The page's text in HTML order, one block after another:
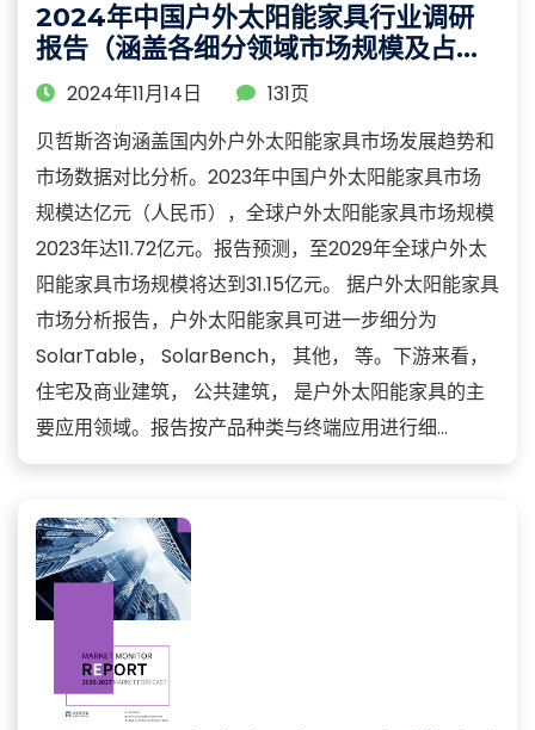
2024年中国户外太阳能家具行业调研
报告（涵盖各细分领域市场规模及占比
分析）
2024年11月14日
131页
贝哲斯咨询涵盖国内外户外太阳能家具市场发展趋势和
市场数据对比分析。2023年中国户外太阳能家具市场
规模达亿元（人民币），全球户外太阳能家具市场规模
2023年达11.72亿元。报告预测，至2029年全球户外太
阳能家具市场规模将达到31.15亿元。 据户外太阳能家具
市场分析报告，户外太阳能家具可进一步细分为
SolarTable， SolarBench， 其他， 等。下游来看，
住宅及商业建筑， 公共建筑， 是户外太阳能家具的主
要应用领域。报告按产品种类与终端应用进行细...